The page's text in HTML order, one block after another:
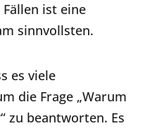
ist eine
sinnvollsten.
es viele
die Frage „Warum
zu beantworten. Es